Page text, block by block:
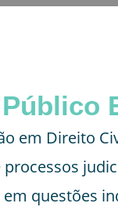
em Direito
em questões